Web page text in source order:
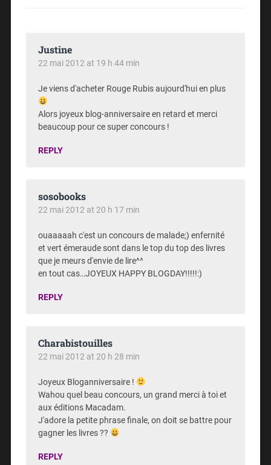
Justine
22 mai 2012 at 19 h 44 min
Je viens d'acheter Rouge Rubis aujourd'hui en plus
Alors joyeux blog-anniversaire en retard et merci
beaucoup pour ce super concours !
REPLY
sosobooks
22 mai 2012 at 20 h 17 min
ouaaaaah c'est un concours de malade;) enfernité
et vert émeraude sont dans le top du top des livres
que je meurs d'envie de lire^^
en tout cas…JOYEUX HAPPY BLOGDAY!!!!!:)
REPLY
Charabistouilles
22 mai 2012 at 20 h 28 min
Joyeux Bloganniversaire !
Wahou quel beau concours, un grand merci à toi et
aux éditions Macadam.
J'adore la petite phrase finale, on doit se battre pour
gagner les livres ??
REPLY